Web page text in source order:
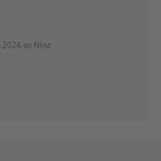
av Nina